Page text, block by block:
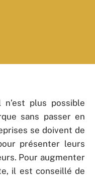
plus possible
sans passer en
se doivent de
présenter leurs
Pour augmenter
il est conseillé de